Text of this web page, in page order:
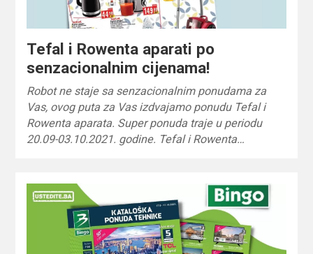
Tefal i Rowenta aparati po
senzacionalnim cijenama!
Robot ne staje sa senzacionalnim ponudama za
Vas, ovog puta za Vas izdvajamo ponudu Tefal i
Rowenta aparata. Super ponuda traje u periodu
20.09-03.10.2021. godine. Tefal i Rowenta…